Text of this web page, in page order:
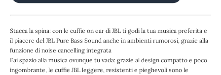
Stacca la spina: con le cuffie on ear di JBL ti godi la tua musica preferita e
il piacere del JBL Pure Bass Sound anche in ambienti rumorosi, grazie alla
funzione di noise cancelling integrata
Fai spazio alla musica ovunque tu vada: grazie al design compatto e poco
ingombrante, le cuffie JBL leggere, resistenti e pieghevoli sono le